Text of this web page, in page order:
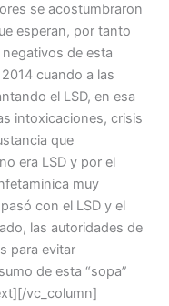
se acostumbraron
esperan, por tanto
de esta
cuando a las
el LSD, en esa
intoxicaciones, crisis
que
era LSD y por el
muy
con el LSD y el
las autoridades de
para evitar
de esta “sopa”
vc_column]